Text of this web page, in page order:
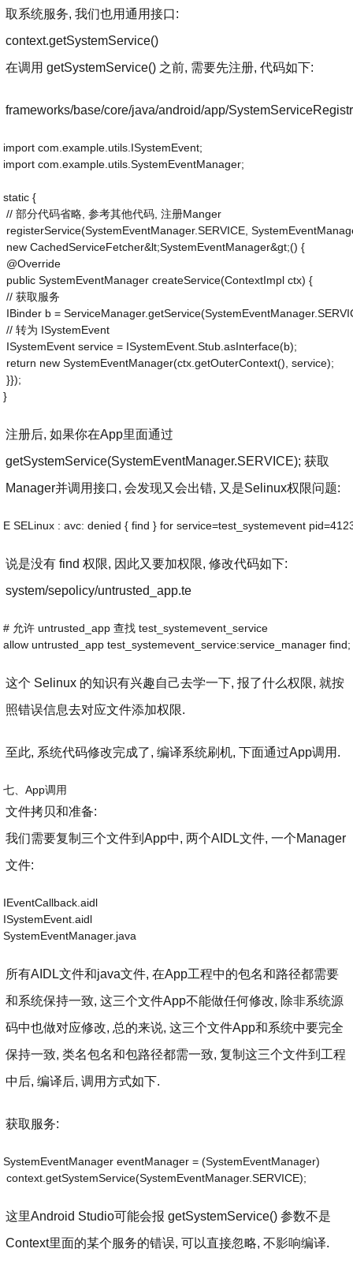
取系统服务, 我们也用通用接口:
context.getSystemService()
在调用 getSystemService() 之前, 需要先注册, 代码如下:
frameworks/base/core/java/android/app/
import com.example.utils.ISystemEvent;
import com.example.utils.SystemEventManager;
static {
// 部分代码省略, 参考其他代码, 注册Manger
registerService(SystemEventManager.SERVICE,
new CachedServiceFetcher&lt;SystemEventManager&gt;() {
@Override
public SystemEventManager createService(ContextImpl ctx) {
// 获取服务
IBinder b =
// 转为 ISystemEvent
ISystemEvent service = ISystemEvent.Stub.asInterface(b);
return new SystemEventManager(ctx.getOuterContext(), service);
}});
}
注册后, 如果你在App里面通过
getSystemService(SystemEventManager.SERVICE); 获取
Manager并调用接口, 会发现又会出错, 又是Selinux权限问题:
E SELinux : avc: denied { find } for service=test_systemevent
说是没有 find 权限, 因此又要加权限, 修改代码如下:
system/sepolicy/untrusted_app.te
# 允许 untrusted_app 查找 test_systemevent_service
allow untrusted_app test_systemevent_service:service_manager find;
这个 Selinux 的知识有兴趣自己去学一下, 报了什么权限, 就按
照错误信息去对应文件添加权限.
至此, 系统代码修改完成了, 编译系统刷机, 下面通过App调用.
七、App调用
文件拷贝和准备:
我们需要复制三个文件到App中, 两个AIDL文件, 一个Manager
文件:
IEventCallback.aidl
ISystemEvent.aidl
SystemEventManager.java
所有AIDL文件和java文件, 在App工程中的包名和路径都需要
和系统保持一致, 这三个文件App不能做任何修改, 除非系统源
码中也做对应修改, 总的来说, 这三个文件App和系统中要完全
保持一致, 类名包名和包路径都需一致, 复制这三个文件到工程
中后, 编译后, 调用方式如下.
获取服务:
SystemEventManager eventManager = (SystemEventManager)
context.getSystemService(SystemEventManager.SERVICE);
这里Android Studio可能会报 getSystemService() 参数不是
Context里面的某个服务的错误, 可以直接忽略, 不影响编译.